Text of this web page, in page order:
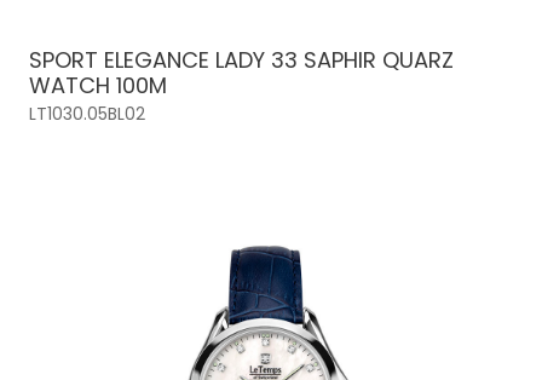
SPORT ELEGANCE LADY 33 SAPHIR QUARZ
WATCH 100M
LT1030.05BL02